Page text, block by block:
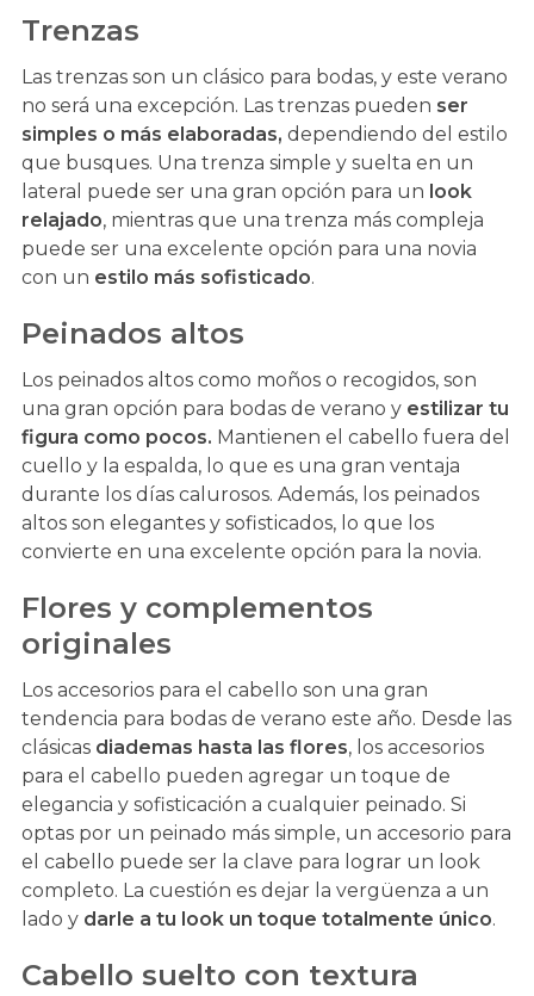
Trenzas
Las trenzas son un clásico para bodas, y este verano
no será una excepción. Las trenzas pueden ser
simples o más elaboradas, dependiendo del estilo
que busques. Una trenza simple y suelta en un
lateral puede ser una gran opción para un look
relajado, mientras que una trenza más compleja
puede ser una excelente opción para una novia
con un estilo más sofisticado.
Peinados altos
Los peinados altos como moños o recogidos, son
una gran opción para bodas de verano y estilizar tu
figura como pocos. Mantienen el cabello fuera del
cuello y la espalda, lo que es una gran ventaja
durante los días calurosos. Además, los peinados
altos son elegantes y sofisticados, lo que los
convierte en una excelente opción para la novia.
Flores y complementos
originales
Los accesorios para el cabello son una gran
tendencia para bodas de verano este año. Desde las
clásicas diademas hasta las flores, los accesorios
para el cabello pueden agregar un toque de
elegancia y sofisticación a cualquier peinado. Si
optas por un peinado más simple, un accesorio para
el cabello puede ser la clave para lograr un look
completo. La cuestión es dejar la vergüenza a un
lado y darle a tu look un toque totalmente único.
Cabello suelto con textura